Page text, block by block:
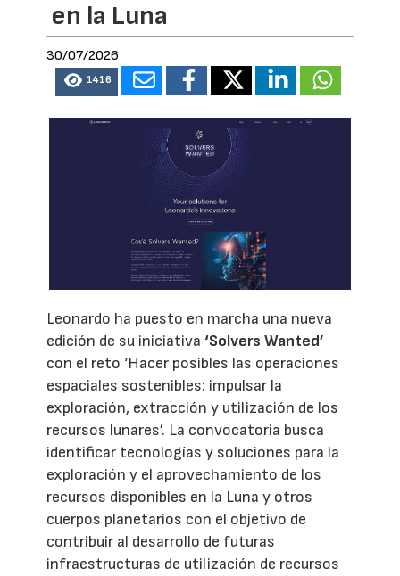
en la Luna
30/07/2026
1416
Leonardo ha puesto en marcha una nueva
edición de su iniciativa ‘Solvers Wanted’
con el reto ‘Hacer posibles las operaciones
espaciales sostenibles: impulsar la
exploración, extracción y utilización de los
recursos lunares’. La convocatoria busca
identificar tecnologías y soluciones para la
exploración y el aprovechamiento de los
recursos disponibles en la Luna y otros
cuerpos planetarios con el objetivo de
contribuir al desarrollo de futuras
infraestructuras de utilización de recursos